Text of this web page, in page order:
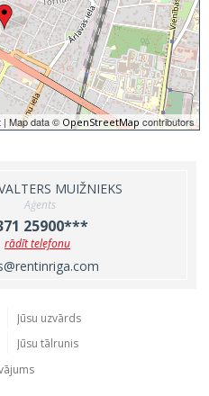
| Map data © OpenStreetMap contributors
MUIŽNIEKS
Aģents
25900***
rādīt telefonu